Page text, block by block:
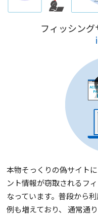
フィッシン
本物そっくりの偽サイト
ント情報が窃取されるフ
なっています。普段から
例も増えており、 通常通